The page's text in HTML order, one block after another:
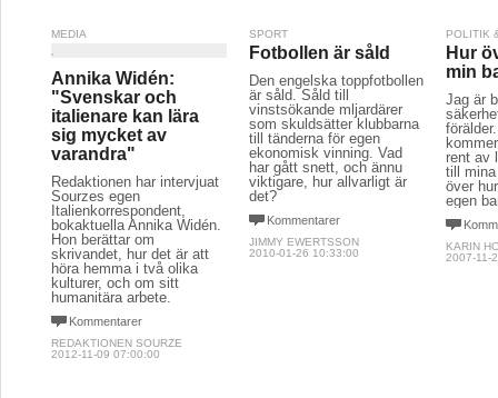
MEDIA
Annika Widén:
"Svenskar och
italienare kan lära
sig mycket av
varandra"
Redaktionen har intervjuat
Sourzes egen
Italienkorrespondent,
bokaktuella Annika Widén.
Hon berättar om
skrivandet, hur det är att
höra hemma i två olika
kulturer, och om sitt
humanitära arbete.
Kommentarer
REDAKTIONEN SOURZE
2012-11-09 07:00:00
SPORT
Fotbollen är såld
Den engelska toppfotbollen
är såld. Såld till
vinstsökande mljardärer
som skuldsätter klubbarna
till tänderna för egen
ekonomisk vinning. Vad
har gått snett, och ännu
viktigare, hur allvarligt är
det?
Kommentarer
JIMMY EWERTSSON
2010-01-26 10:33:00
POLITIK
Hur
min
Jag är
rent av
till
över
egen
KARIN
2007-11-